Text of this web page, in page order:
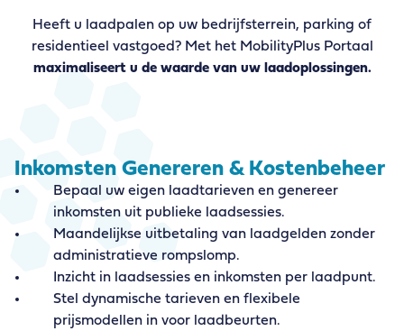
Heeft u laadpalen op uw bedrijfsterrein, parking of
residentieel vastgoed? Met het MobilityPlus Portaal
maximaliseert u de waarde van uw laadoplossingen.
Inkomsten Genereren & Kostenbeheer
Bepaal uw eigen laadtarieven en genereer
inkomsten uit publieke laadsessies.
Maandelijkse uitbetaling van laadgelden zonder
administratieve rompslomp.
Inzicht in laadsessies en inkomsten per laadpunt.
Stel dynamische tarieven en flexibele
prijsmodellen in voor laadbeurten.